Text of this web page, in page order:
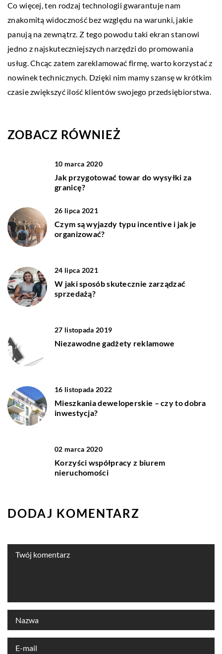
Co więcej, ten rodzaj technologii gwarantuje nam
znakomitą widoczność bez względu na warunki, jakie
panują na zewnątrz. Z tego powodu taki ekran stanowi
jedno z najskuteczniejszych narzędzi do promowania
usług. Chcąc zatem zareklamować firmę, warto korzystać z
nowinek technicznych. Dzięki nim mamy szansę w krótkim
czasie zwiększyć ilość klientów swojego przedsiębiorstwa.
ZOBACZ RÓWNIEŻ
10 marca 2020
Jak przygotować towar do wysyłki za
granicę?
26 lipca 2021
Czym są wyjazdy typu incentive i jak je
organizować?
24 lipca 2021
W jaki sposób skutecznie zarządzać
sprzedażą?
27 listopada 2019
Niezawodne gadżety reklamowe
16 listopada 2022
Mieszkania deweloperskie – czy to dobra
inwestycja?
02 marca 2020
Korzyści współpracy z biurem
nieruchomości
DODAJ KOMENTARZ